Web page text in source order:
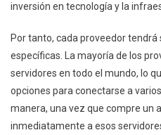
inversión en tecnología y la
Por tanto, cada proveedor
específicas. La mayoría de los
servidores en todo el mundo, lo
opciones para conectarse a
manera, una vez que compre un
inmediatamente a esos